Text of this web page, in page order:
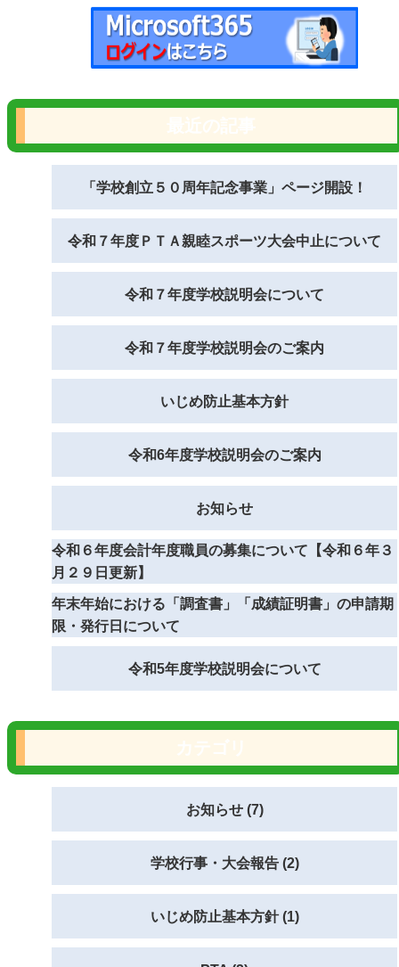
「学校創立５０周年記念事業」ページ開設！
令和７年度ＰＴＡ親睦スポーツ大会中止について
令和７年度学校説明会について
令和７年度学校説明会のご案内
いじめ防止基本方針
令和6年度学校説明会のご案内
お知らせ
令和６年度会計年度職員の募集について【令和６年３
月２９日更新】
年末年始における「調査書」「成績証明書」の申請期
限・発行日について
令和5年度学校説明会について
お知らせ (7)
学校行事・大会報告 (2)
いじめ防止基本方針 (1)